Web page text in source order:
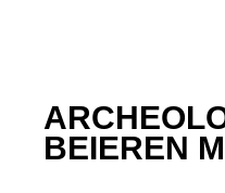
BEIEREN